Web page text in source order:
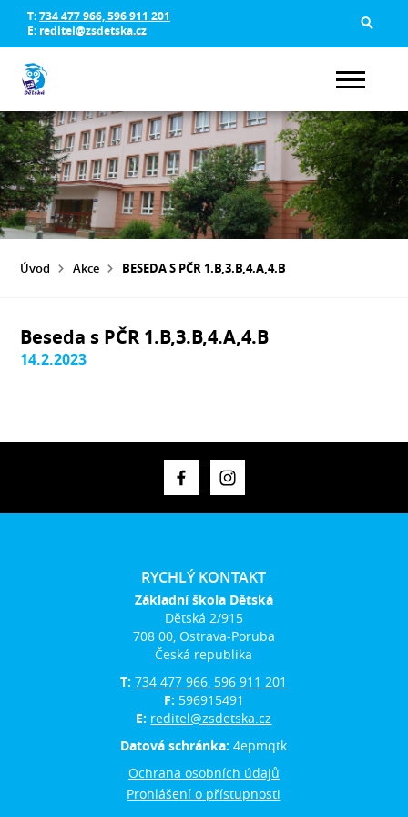
T:734 477 966, 596 911 201
E: reditel@zsdetska.cz
Úvod Akce BESEDA S PČR 1.B,3.B,4.A,4.B
Beseda s PČR 1.B,3.B,4.A,4.B
14.2.2023
RYCHLÝ KONTAKT
Základní škola Dětská
Dětská 2/915
708 00, Ostrava-Poruba
Česká republika
T:734 477 966, 596 911 201
F: 596915491
E: reditel@zsdetska.cz
Datová schránka:4epmqtk
Ochrana osobních údajů
Prohlášení o přístupnosti